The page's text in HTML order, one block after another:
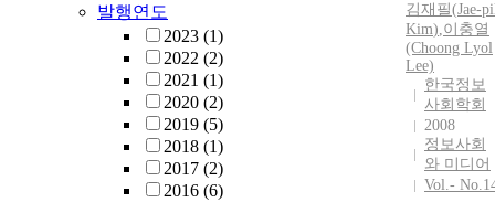
발행연도
2023 (1)
2022 (2)
2021 (1)
2020 (2)
2019 (5)
2018 (1)
2017 (2)
2016 (6)
김재필(Jae-
Kim),이충열
(Choong Lyol
Lee)
한국정보
사회학회
2008
정보사회
와 미디어
Vol.-